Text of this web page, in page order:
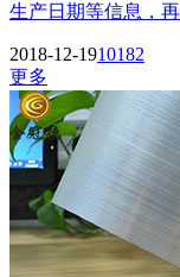
生产日期等信息，
2018-12-1910182
更多